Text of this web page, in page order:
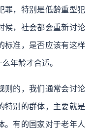
罪，特别是低龄重型犯
候，社会都会重新讨论
标准，是否应该有这样
年龄才合适。
则的，我们通常会讨论
特别的群体，主要就是
。有的国家对于老年人